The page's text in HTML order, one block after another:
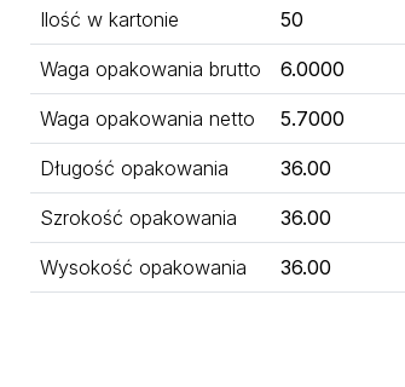
Ilość w kartonie 50
Waga opakowania brutto 6.0000
Waga opakowania netto 5.7000
Długość opakowania 36.00
Szrokość opakowania 36.00
Wysokość opakowania 36.00